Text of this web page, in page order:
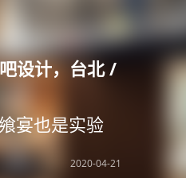
设计，台北 /
宴也是实验
2020-04-21